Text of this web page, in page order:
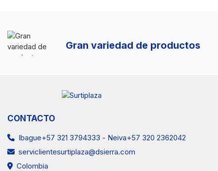
Gran variedad de productos
CONTACTO
Ibague+57 321 3794333 - Neiva+57 320 2362042
serviclientesurtiplaza@dsierra.com
Colombia